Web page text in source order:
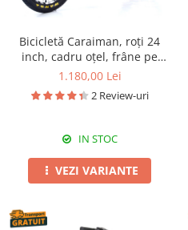
Bicicletă Caraiman, roți 24
inch, cadru oțel, frâne pe
disc, galbenă
1.180,00 Lei
2 Review-uri
IN STOC
VEZI VARIANTE